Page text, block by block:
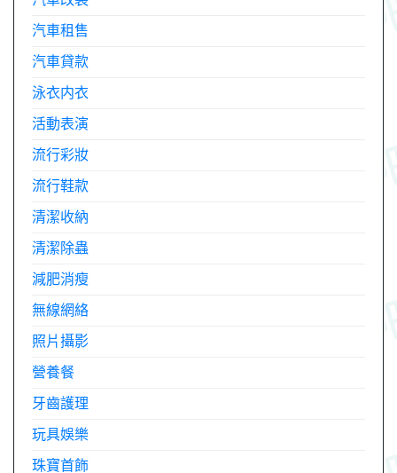
汽車租售
汽車貸款
泳衣内衣
活動表演
流行彩妝
流行鞋款
清潔收納
清潔除蟲
減肥消瘦
無線網絡
照片攝影
營養餐
牙齒護理
玩具娛樂
珠寶首飾